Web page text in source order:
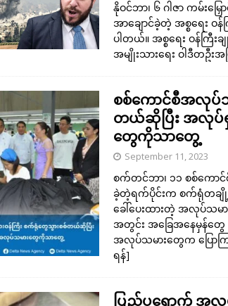
နိုဝင်ဘာ၊ ၆ ဂါဇာ ကမ်းမ
အာချောင်ခဲ့တဲ့ အစ္စရေး
ပါတယ်။ အစ္စရေး ဝန်က
အမျိုးသားရေး ဝါဒီတဦး
စစ်ကောင်စီအလုပ်
တယ်ဆိုပြီး အလုပ်
တွေကိုသာတွေ့
September 11, 2023
စက်တင်ဘာ၊ ၁၁ စစ်ကောင်စီ
ခဲ့တဲ့ရက်ပိုင်းက စက်ရုံတခ
ခေါ်ပေးထားတဲ့ အလုပ်သမ
အတွင်း အခြေအနေမှန်တွ
အလုပ်သမားတွေက ပြောကြ
ရန်]
ပြည်ပရောက် အ